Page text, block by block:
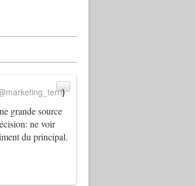
grande source
ne voir
du principal.
)